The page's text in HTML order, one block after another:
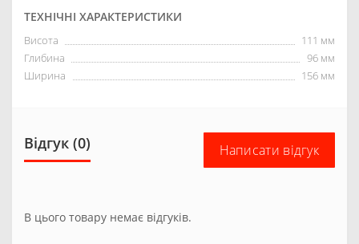
ТЕХНІЧНІ ХАРАКТЕРИСТИКИ
Висота
111 мм
Глибина
96 мм
Ширина
156 мм
Відгук (0) Написати відгук
В цього товару немає відгуків.